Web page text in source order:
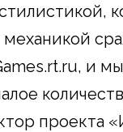
и
проекта